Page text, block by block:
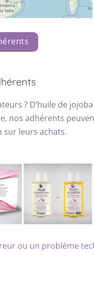
? D’huile de jojoba
nos adhérents
sur leurs achats.
ou un problème